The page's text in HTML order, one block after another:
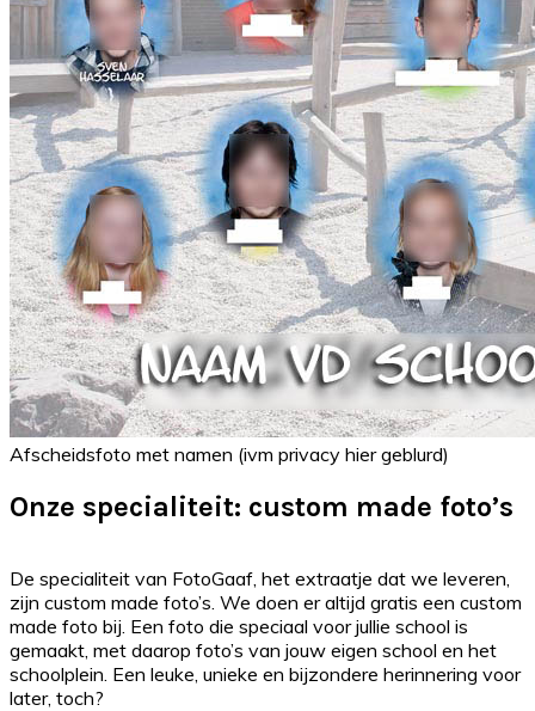
Afscheidsfoto met namen (ivm privacy hier geblurd)
Onze specialiteit: custom made foto’s
De specialiteit van FotoGaaf, het extraatje dat we leveren,
zijn custom made foto’s. We doen er altijd gratis een custom
made foto bij. Een foto die speciaal voor jullie school is
gemaakt, met daarop foto’s van jouw eigen school en het
schoolplein. Een leuke, unieke en bijzondere herinnering voor
later, toch?